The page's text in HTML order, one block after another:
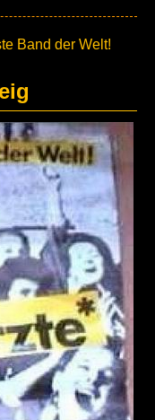
Band der Welt!